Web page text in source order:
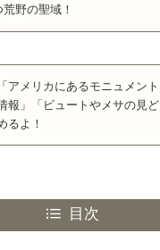
荒野の聖域！
アメリカにあるモニュメント
報」「ビュートやメサの見ど
るよ！
目次